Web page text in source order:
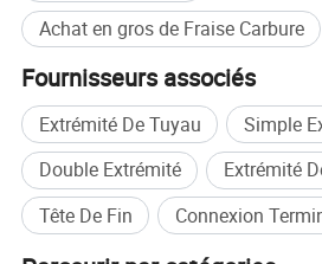
Achat en gros de Fraise Carbure
Fournisseurs associés
Extrémité De Tuyau
Simple
Double Extrémité
Extrémité
Tête De Fin
Connexion